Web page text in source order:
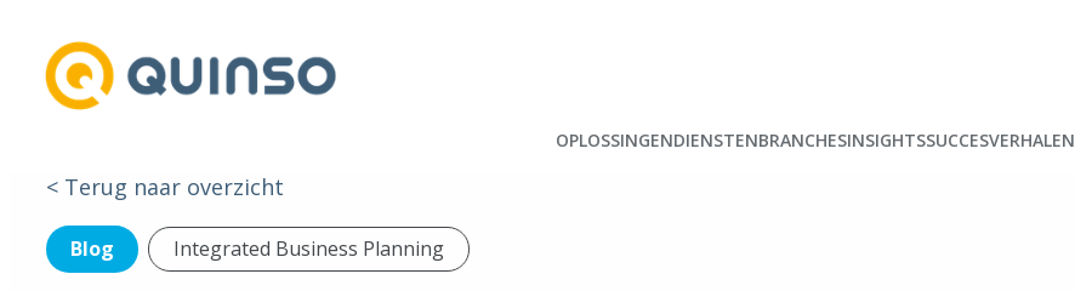
OPLOSSINGENDIENSTENBRANCHESINSIGHTSSUCCESVERHALEN
< Terug naar overzicht
Blog Integrated Business Planning